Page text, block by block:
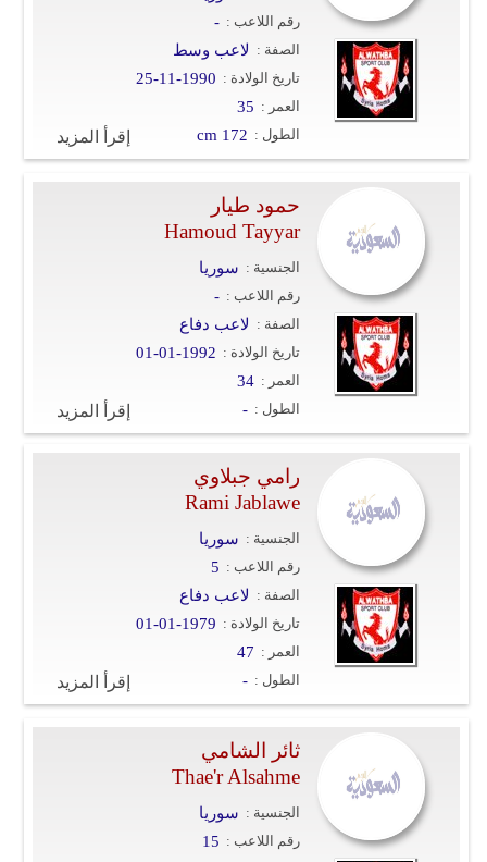
رقم اللاعب : -
الصفة : لاعب وسط
تاريخ الولادة : 25-11-1990
العمر : 35
الطول : cm 172 إقرأ المزيد
حمود طيار
Hamoud Tayyar
الجنسية : سوريا
رقم اللاعب : -
الصفة : لاعب دفاع
تاريخ الولادة : 01-01-1992
العمر : 34
الطول : - إقرأ المزيد
رامي جبلاوي
Rami Jablawe
الجنسية : سوريا
رقم اللاعب : 5
الصفة : لاعب دفاع
تاريخ الولادة : 01-01-1979
العمر : 47
الطول : - إقرأ المزيد
ثائر الشامي
Thae'r Alsahme
الجنسية : سوريا
رقم اللاعب : 15